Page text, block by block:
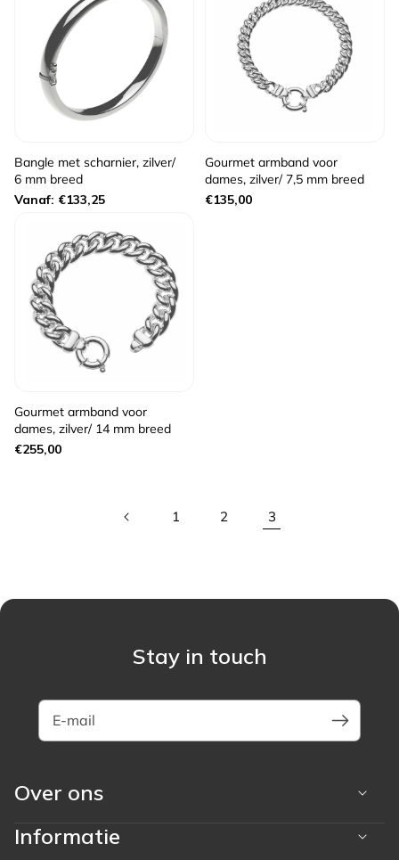
Bangle met scharnier, zilver/
6 mm breed
Normale
Vanaf: €133,25
Gourmet armband voor
dames, zilver/ 7,5 mm breed
Normale
€135,00
Gourmet armband voor
dames, zilver/ 14 mm breed
Normale
€255,00
1 2 3
Stay in touch
E-mail
Over ons
Informatie